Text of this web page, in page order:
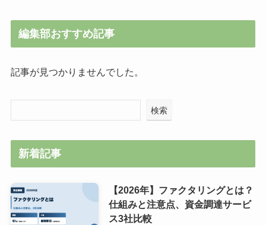
編集部おすすめ記事
記事が見つかりませんでした。
検索
新着記事
【2026年】ファクタリングとは？
仕組みと注意点、資金調達サービ
ス3社比較